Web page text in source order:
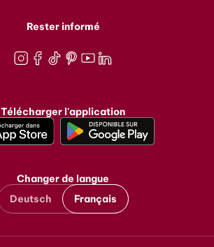
Rester informé
Télécharger l'application
Changer de langue
Deutsch
Français